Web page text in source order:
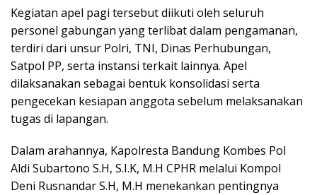
Kegiatan apel pagi tersebut diikuti oleh seluruh
personel gabungan yang terlibat dalam pengamanan,
terdiri dari unsur Polri, TNI, Dinas Perhubungan,
Satpol PP, serta instansi terkait lainnya. Apel
dilaksanakan sebagai bentuk konsolidasi serta
pengecekan kesiapan anggota sebelum melaksanakan
tugas di lapangan.
Dalam arahannya, Kapolresta Bandung Kombes Pol
Aldi Subartono S.H, S.I.K, M.H CPHR melalui Kompol
Deni Rusnandar S.H, M.H menekankan pentingnya